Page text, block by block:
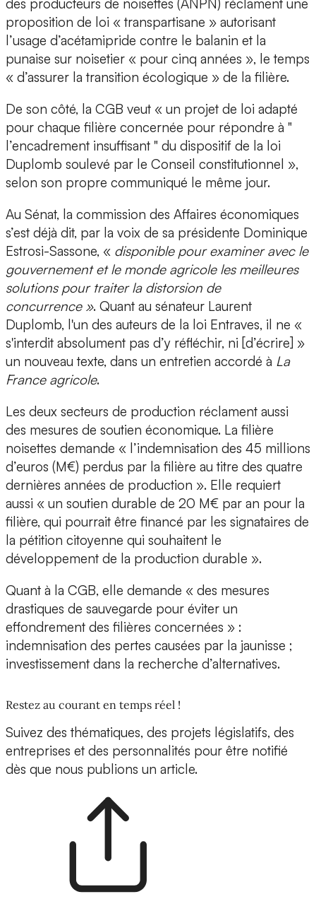
des producteurs de noisettes (ANPN) réclament une
proposition de loi « transpartisane » autorisant
l’usage d’acétamipride contre le balanin et la
punaise sur noisetier « pour cinq années », le temps
« d’assurer la transition écologique » de la filière.
De son côté, la CGB veut « un projet de loi adapté
pour chaque filière concernée pour répondre à "
l’encadrement insuffisant " du dispositif de la loi
Duplomb soulevé par le Conseil constitutionnel »,
selon son propre communiqué le même jour.
Au Sénat, la commission des Affaires économiques
s’est déjà dit, par la voix de sa présidente Dominique
Estrosi-Sassone, « disponible pour examiner avec le
gouvernement et le monde agricole les meilleures
solutions pour traiter la distorsion de
concurrence ». Quant au sénateur Laurent
Duplomb, l'un des auteurs de la loi Entraves, il ne «
s'interdit absolument pas d’y réfléchir, ni [d’écrire] »
un nouveau texte, dans un entretien accordé à La
France agricole.
Les deux secteurs de production réclament aussi
des mesures de soutien économique. La filière
noisettes demande « l’indemnisation des 45 millions
d’euros (M€) perdus par la filière au titre des quatre
dernières années de production ». Elle requiert
aussi « un soutien durable de 20 M€ par an pour la
filière, qui pourrait être financé par les signataires de
la pétition citoyenne qui souhaitent le
développement de la production durable ».
Quant à la CGB, elle demande « des mesures
drastiques de sauvegarde pour éviter un
effondrement des filières concernées » :
indemnisation des pertes causées par la jaunisse ;
investissement dans la recherche d’alternatives.
Restez au courant en temps réel !
Suivez des thématiques, des projets législatifs, des
entreprises et des personnalités pour être notifié
dès que nous publions un article.